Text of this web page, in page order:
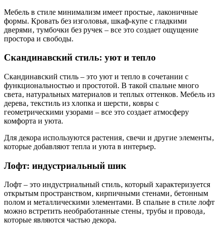
Мебель в стиле минимализм имеет простые‚ лаконичные
формы. Кровать без изголовья‚ шкаф-купе с гладкими
дверями‚ тумбочки без ручек – все это создает ощущение
простора и свободы.
Скандинавский стиль: уют и тепло
Скандинавский стиль – это уют и тепло в сочетании с
функциональностью и простотой. В такой спальне много
света‚ натуральных материалов и теплых оттенков. Мебель из
дерева‚ текстиль из хлопка и шерсти‚ ковры с
геометрическими узорами – все это создает атмосферу
комфорта и уюта.
Для декора используются растения‚ свечи и другие элементы‚
которые добавляют тепла и уюта в интерьер.
Лофт: индустриальный шик
Лофт – это индустриальный стиль‚ который характеризуется
открытым пространством‚ кирпичными стенами‚ бетонным
полом и металлическими элементами. В спальне в стиле лофт
можно встретить необработанные стены‚ трубы и провода‚
которые являются частью декора.